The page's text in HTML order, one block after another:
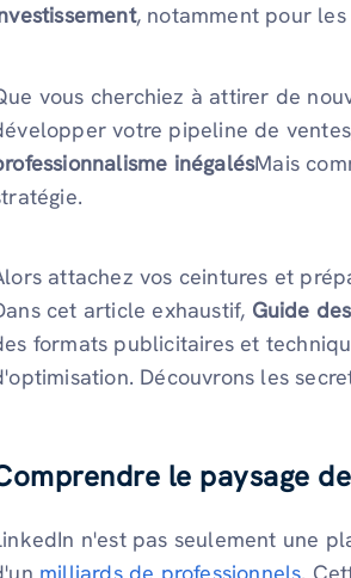
, notamment pour
vous cherchiez à attirer de
votre pipeline de
inégalésMais
attachez vos ceintures et
cet article exhaustif, Guide
formats publicitaires et
Découvrons les
le paysage
n'est pas seulement une
milliards de professionnels.